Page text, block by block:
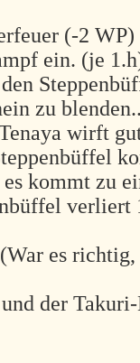
(-2
ein. (je
zu
wirft
kommt zu
verliert
es richtig,
der